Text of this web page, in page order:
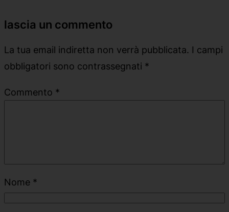
lascia un commento
La tua email indiretta non verrà pubblicata. I campi
obbligatori sono contrassegnati *
Commento *
Nome *